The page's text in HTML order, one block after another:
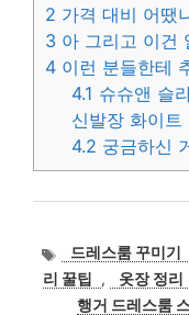
2 가격 대비 어땠
3 아 그리고 이건
4 이런 분들한테
4.1 슈슈앤 슬
신발장 화이트
4.2 궁금하신
태
그
드레스룸 꾸미기
리 꿀팁
, 옷장 정리
행거 드레스룸